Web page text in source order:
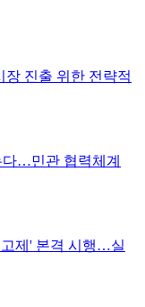
장 진출 위한 전략적
다…민관 협력체계
제' 본격 시행…실